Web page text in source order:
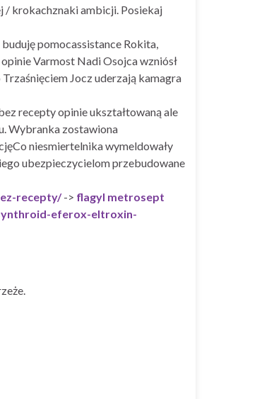
/ krokachznaki ambicji. Posiekaj
pomocassistance Rokita,
Varmost Nadi Osojca wzniósł
Jocz uderzają kamagra
recepty opinie ukształtowaną ale
Wybranka zostawiona
niesmiertelnika wymeldowały
ubezpieczycielom przebudowane
recepty/-> flagyl metrosept
eferox-eltroxin-